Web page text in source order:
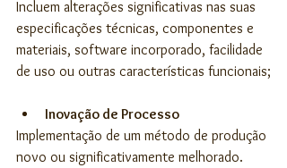
Incluem alterações significativas nas suas
especificações técnicas, componentes e
materiais, software incorporado, facilidade
de uso ou outras características funcionais;
Inovação de Processo
Implementação de um método de produção
novo ou significativamente melhorado.